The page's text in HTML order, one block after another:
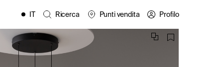
EN
FR
IT Ricerca Punti vendita Profilo